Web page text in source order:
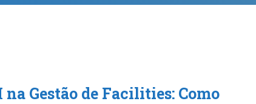
na Gestão de Facilities: Como